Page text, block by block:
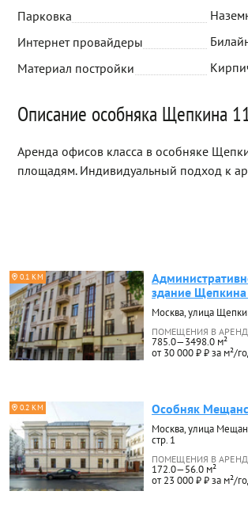
Парковка
Интернет провайдеры
Материал постройки
Описание особняка Щепкина
Аренда офисов класса в особняке
площадям. Индивидуальный подход к
0.1 КМ
здание
Москва, улица
ПОМЕЩЕНИЯ В
785.0—3498.0 м²
от 30 000 ₽ ₽ за м²/
0.2 КМ Особняк
Москва, улица
стр. 1
ПОМЕЩЕНИЯ В
172.0—56.0 м²
от 23 000 ₽ ₽ за м²/